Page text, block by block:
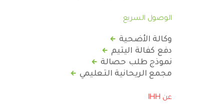
الوصول السريع
وكالة الأضحية
دفع كفالة اليتيم
نموذج طلب حصالة
مجمع الريحانية التعليمي
عن IHH